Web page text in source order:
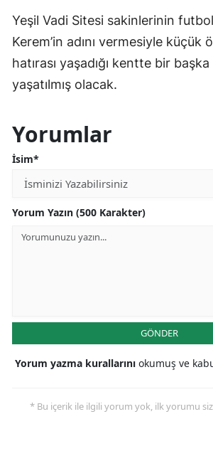
Yeşil Vadi Sitesi sakinlerinin futbol
Kerem’in adını vermesiyle küçük
hatırası yaşadığı kentte bir
yaşatılmış olacak.
Yorumlar
İsim*
Yorum Yazın (500 Karakter)
GÖNDER
Yorum yazma kurallarını okumuş ve
* Bu içerik ile ilgili yorum yok, ilk yorumu siz